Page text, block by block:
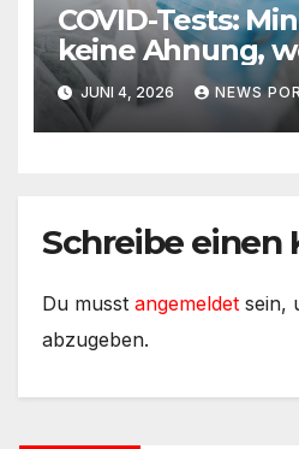
COVID-Tests:
keine Ahnung,
Millionen
wurden
JUNI 4, 2026 NEWS
Schreibe einen
Du musst angemeldet sein,
abzugeben.